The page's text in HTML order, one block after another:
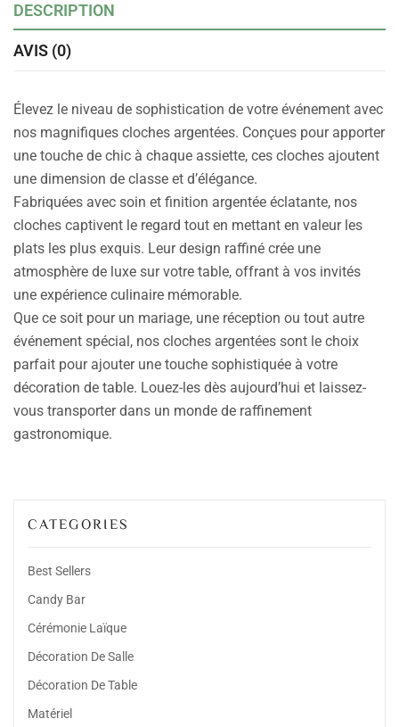
CATEGORIES
Best Sellers
Candy Bar
Cérémonie Laïque
Décoration De Salle
Décoration De Table
Matériel
DESCRIPTION
AVIS (0)
Élevez le niveau de sophistication de votre événement avec
nos magnifiques cloches argentées. Conçues pour apporter
une touche de chic à chaque assiette, ces cloches ajoutent
une dimension de classe et d’élégance.
Fabriquées avec soin et finition argentée éclatante, nos
cloches captivent le regard tout en mettant en valeur les
plats les plus exquis. Leur design raffiné crée une
atmosphère de luxe sur votre table, offrant à vos invités
une expérience culinaire mémorable.
Que ce soit pour un mariage, une réception ou tout autre
événement spécial, nos cloches argentées sont le choix
parfait pour ajouter une touche sophistiquée à votre
décoration de table. Louez-les dès aujourd’hui et laissez-
vous transporter dans un monde de raffinement
gastronomique.